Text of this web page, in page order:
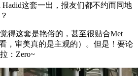
这套一出，报友们都不约而同地
这套是艳俗的，甚至很贴合Met
，审美真的是主观的）。但是！要论
：Zero~